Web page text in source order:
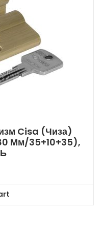
Cisa (Чиза)
Мм/35+10+35),